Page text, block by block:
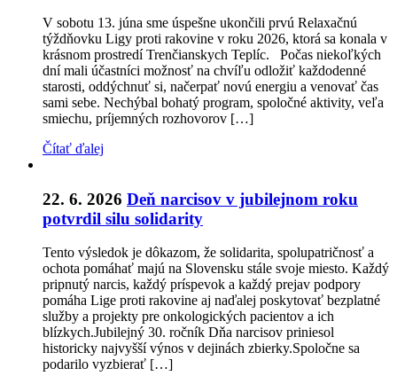
V sobotu 13. júna sme úspešne ukončili prvú Relaxačnú
týždňovku Ligy proti rakovine v roku 2026, ktorá sa konala v
krásnom prostredí Trenčianskych Teplíc. Počas niekoľkých
dní mali účastníci možnosť na chvíľu odložiť každodenné
starosti, oddýchnuť si, načerpať novú energiu a venovať čas
sami sebe. Nechýbal bohatý program, spoločné aktivity, veľa
smiechu, príjemných rozhovorov […]
Čítať ďalej
22. 6. 2026 Deň narcisov v jubilejnom roku
potvrdil silu solidarity
Tento výsledok je dôkazom, že solidarita, spolupatričnosť a
ochota pomáhať majú na Slovensku stále svoje miesto. Každý
pripnutý narcis, každý príspevok a každý prejav podpory
pomáha Lige proti rakovine aj naďalej poskytovať bezplatné
služby a projekty pre onkologických pacientov a ich
blízkych.Jubilejný 30. ročník Dňa narcisov priniesol
historicky najvyšší výnos v dejinách zbierky.Spoločne sa
podarilo vyzbierať […]